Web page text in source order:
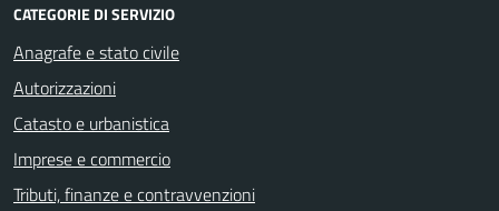
CATEGORIE DI SERVIZIO
Anagrafe e stato civile
Autorizzazioni
Catasto e urbanistica
Imprese e commercio
Tributi, finanze e contravvenzioni